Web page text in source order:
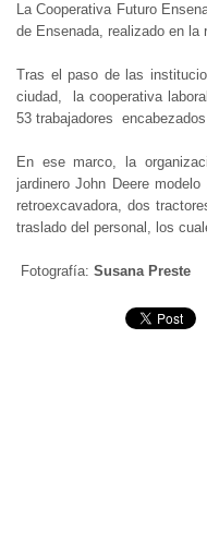
La Cooperativa Futuro
de Ensenada, realizado en la
Tras el paso de las
ciudad, la cooperativa
53 trabajadores
En ese marco, la
jardinero John Deere
retroexcavadora, dos
traslado del personal, los
Fotografía: Susana Preste